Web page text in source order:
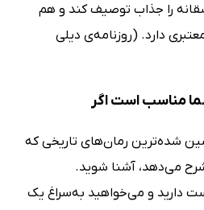
را جذاب توصیف کند و هم
دارد. (روزنامه‌ی دیلی
مناسب است اگر
شده‌ترین رمان‌های تاریخی که
شرح می‌دهد، آشنا شوید.
دارید و می‌خواهید به‌سراغ یک